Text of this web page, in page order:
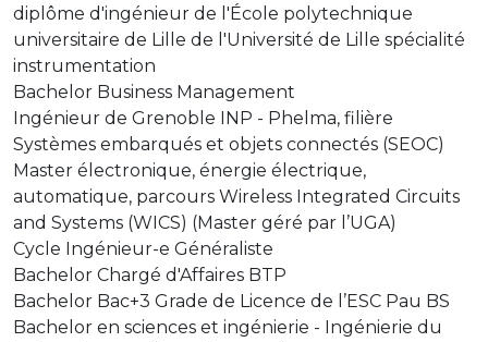
diplôme d'ingénieur de l'École polytechnique
universitaire de Lille de l'Université de Lille spécialité
instrumentation
Bachelor Business Management
Ingénieur de Grenoble INP - Phelma, filière
Systèmes embarqués et objets connectés (SEOC)
Master électronique, énergie électrique,
automatique, parcours Wireless Integrated Circuits
and Systems (WICS) (Master géré par l’UGA)
Cycle Ingénieur-e Généraliste
Bachelor Chargé d'Affaires BTP
Bachelor Bac+3 Grade de Licence de l’ESC Pau BS
Bachelor en sciences et ingénierie - Ingénierie du